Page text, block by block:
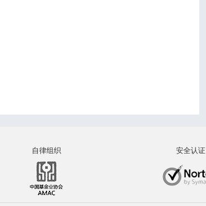
自律组织 安全认证